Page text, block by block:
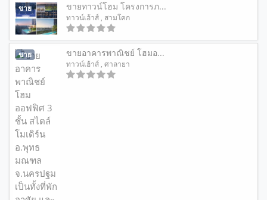
ขาย ขายทาวน์โฮม โครงการภ...
ทาวน์เฮ้าส์ , สามโคก
ขาย ขายอาคารพาณิชย์ โฮมอ...
ทาวน์เฮ้าส์ , ศาลายา